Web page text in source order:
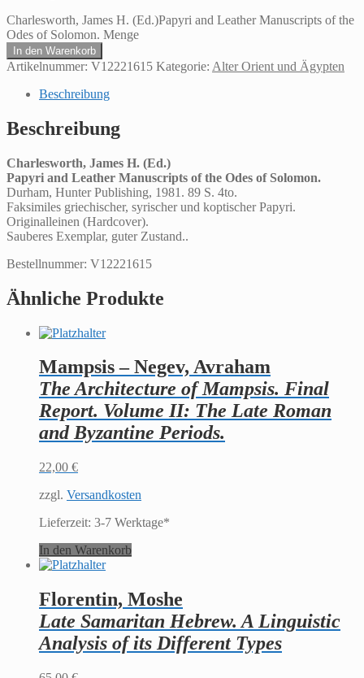
Charlesworth, James H. (Ed.)Papyri and Leather Manuscripts of the
Odes of Solomon. Menge
In den Warenkorb
Artikelnummer: V12221615 Kategorie: Alter Orient und Ägypten
Beschreibung
Beschreibung
Charlesworth, James H. (Ed.)
Papyri and Leather Manuscripts of the Odes of Solomon.
Durham, Hunter Publishing, 1981. 89 S. 4to.
Faksimiles griechischer, syrischer und koptischer Papyri.
Originalleinen (Hardcover).
Sauberes Exemplar, guter Zustand..
Bestellnummer: V12221615
Ähnliche Produkte
Mampsis – Negev, Avraham
The Architecture of Mampsis. Final
Report. Volume II: The Late Roman
and Byzantine Periods.
22,00 €
zzgl. Versandkosten
Lieferzeit: 3-7 Werktage*
In den Warenkorb
Florentin, Moshe
Late Samaritan Hebrew. A Linguistic
Analysis of its Different Types